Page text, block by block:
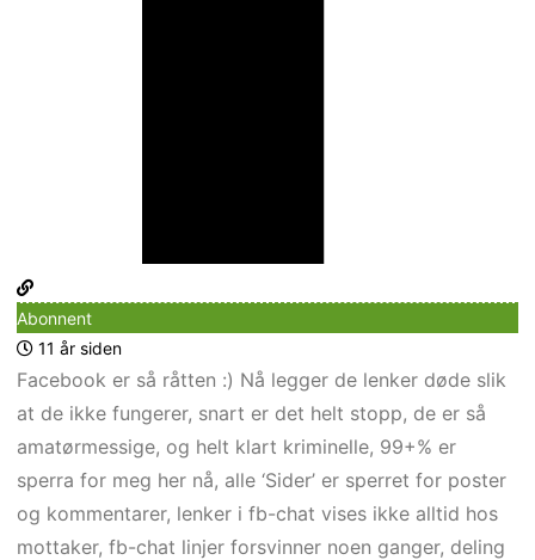
Abonnent
11 år siden
Facebook er så råtten :) Nå legger de lenker døde slik
at de ikke fungerer, snart er det helt stopp, de er så
amatørmessige, og helt klart kriminelle, 99+% er
sperra for meg her nå, alle ‘Sider’ er sperret for poster
og kommentarer, lenker i fb-chat vises ikke alltid hos
mottaker, fb-chat linjer forsvinner noen ganger, deling